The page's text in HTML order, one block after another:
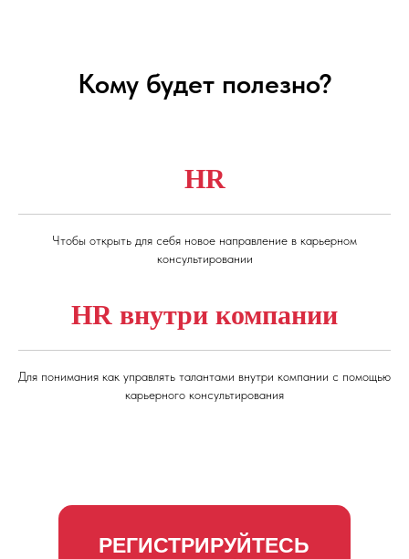
Кому будет полезно?
HR
Чтобы открыть для себя новое направление в карьерном
консультировании
HR внутри компании
Для понимания как управлять талантами внутри компании с помощью
карьерного консультирования
РЕГИСТРИРУЙТЕСЬ